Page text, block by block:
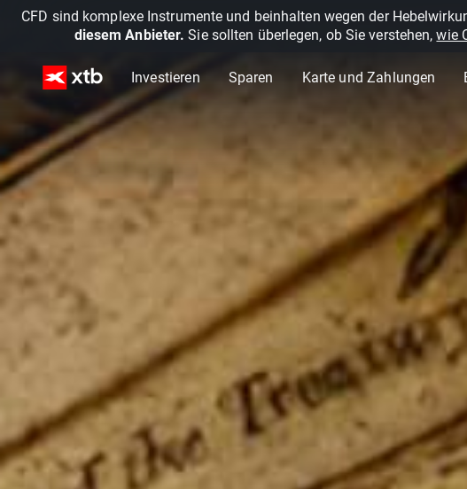
CFD sind komplexe Instrumente und beinhalten wegen der
diesem Anbieter. Sie sollten überlegen, ob Sie verstehen,wie
Investieren Sparen Karte und Zahlungen